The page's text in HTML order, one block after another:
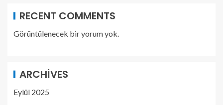
RECENT COMMENTS
Görüntülenecek bir yorum yok.
ARCHIVES
Eylül 2025